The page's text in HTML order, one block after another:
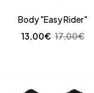
Body "Easy Rider"
17,00€
13,00€